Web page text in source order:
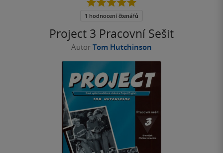
Project 3 Pracovní Sešit
Autor Tom Hutchinson
5
1 hodnocení čtenářů